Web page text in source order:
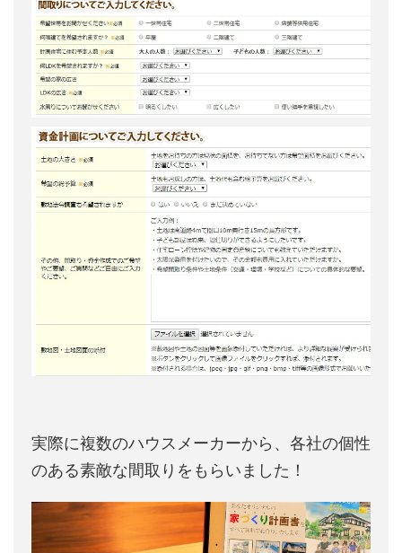
実際に複数のハウスメーカーから、各社の個性
のある素敵な間取りをもらいました！